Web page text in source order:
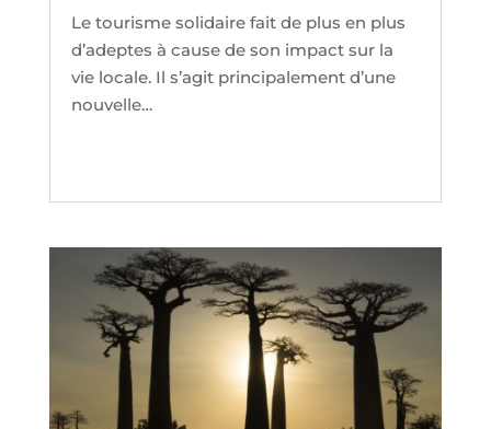
Le tourisme solidaire fait de plus en plus
d’adeptes à cause de son impact sur la
vie locale. Il s’agit principalement d’une
nouvelle…